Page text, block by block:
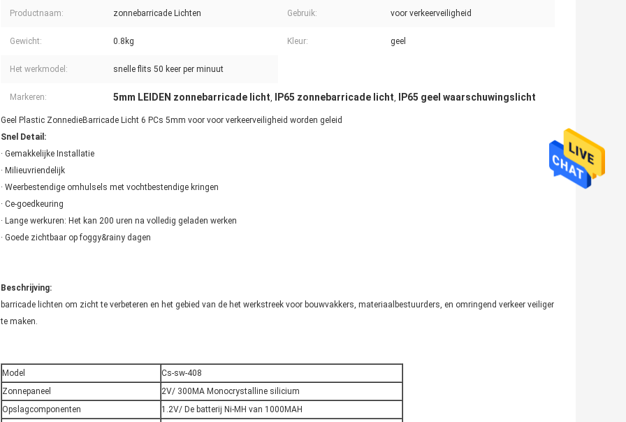
Productnaam: zonnebarricade Lichten Gebruik: voor verkeerveiligheid
Gewicht: 0.8kg Kleur: geel
Het werkmodel: snelle flits 50 keer per minuut
Markeren: 5mm LEIDEN zonnebarricade licht, IP65 zonnebarricade licht, IP65 geel waarschuwingslicht
Geel Plastic ZonnedieBarricade Licht 6 PCs 5mm voor voor verkeerveiligheid worden geleid
Snel Detail:
· Gemakkelijke Installatie
· Milieuvriendelijk
· Weerbestendige omhulsels met vochtbestendige kringen
· Ce-goedkeuring
· Lange werkuren: Het kan 200 uren na volledig geladen werken
· Goede zichtbaar op foggy&rainy dagen
Beschrijving:
barricade lichten om zicht te verbeteren en het gebied van de het werkstreek voor bouwvakkers, materiaalbestuurders, en omringend verkeer veiliger
te maken.
Model
Cs-sw-408
Zonnepaneel
2V/ 300MA Monocrystalline silicium
Opslagcomponenten
1.2V/ De batterij Ni-MH van 1000MAH